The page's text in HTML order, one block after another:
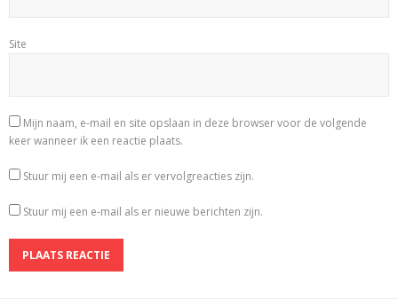
Site
Mijn naam, e-mail en site opslaan in deze browser voor de volgende
keer wanneer ik een reactie plaats.
Stuur mij een e-mail als er vervolgreacties zijn.
Stuur mij een e-mail als er nieuwe berichten zijn.